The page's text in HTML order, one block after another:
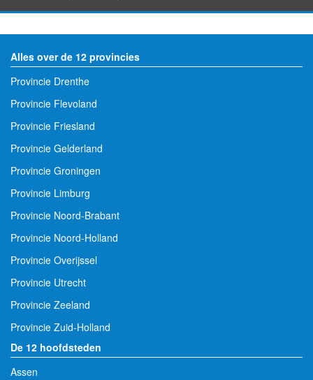
Alles over de 12 provincies
Provincie Drenthe
Provincie Flevoland
Provincie Friesland
Provincie Gelderland
Provincie Groningen
Provincie Limburg
Provincie Noord-Brabant
Provincie Noord-Holland
Provincie Overijssel
Provincie Utrecht
Provincie Zeeland
Provincie Zuid-Holland
De 12 hoofdsteden
Assen